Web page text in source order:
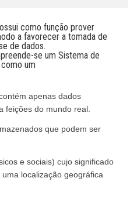
como função prover
a favorecer a tomada de
de dados.
se um Sistema de
um
apenas dados
feições do mundo real.
que podem ser
e sociais) cujo significado
localização geográfica